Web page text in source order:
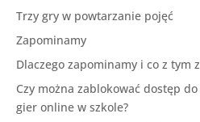
Trzy gry w powtarzanie pojęć
Zapominamy
Dlaczego zapominamy i co z tym
Czy można zablokować dostęp
gier online w szkole?